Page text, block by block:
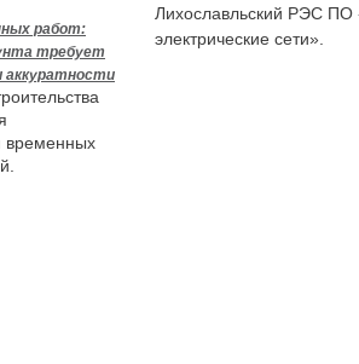
работ:
требует
аккуратности
временных
Лихославльский РЭС ПО
электрические сети».